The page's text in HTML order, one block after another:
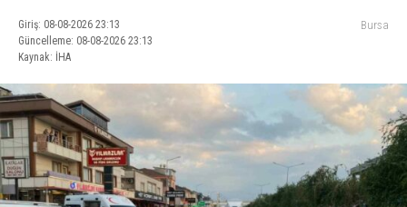
Giriş: 08-08-2026 23:13
Güncelleme: 08-08-2026 23:13
Kaynak: İHA
Bursa